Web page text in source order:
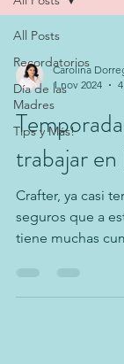
All Posts
Recordatorios
Día de las
Madres
Tips y Más!
Carolina
1 nov 2024
trabajar
Crafter, ya casi
seguros que a
tiene muchas